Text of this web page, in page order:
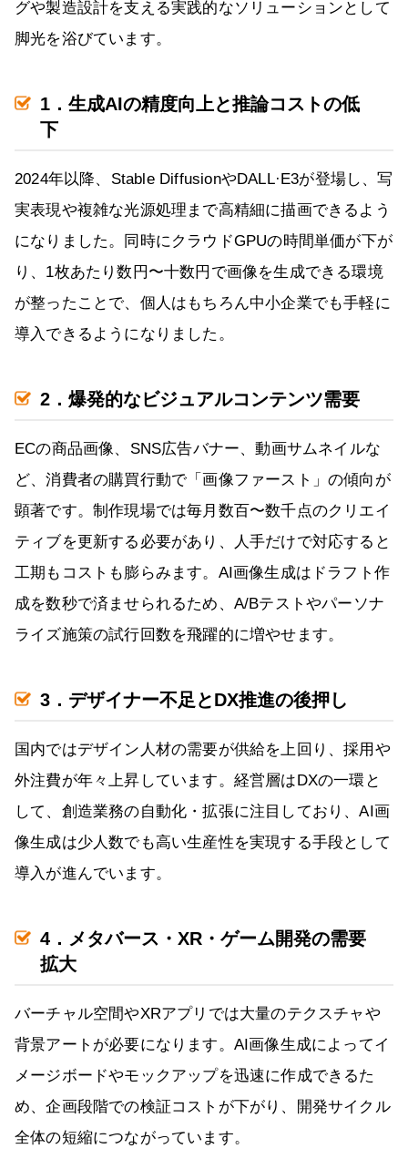
グや製造設計を支える実践的なソリューションとして
脚光を浴びています。
1．生成AIの精度向上と推論コストの低
下
2024年以降、Stable DiffusionやDALL·E3が登場し、写
実表現や複雑な光源処理まで高精細に描画できるよう
になりました。同時にクラウドGPUの時間単価が下が
り、1枚あたり数円〜十数円で画像を生成できる環境
が整ったことで、個人はもちろん中小企業でも手軽に
導入できるようになりました。
2．爆発的なビジュアルコンテンツ需要
ECの商品画像、SNS広告バナー、動画サムネイルな
ど、消費者の購買行動で「画像ファースト」の傾向が
顕著です。制作現場では毎月数百〜数千点のクリエイ
ティブを更新する必要があり、人手だけで対応すると
工期もコストも膨らみます。AI画像生成はドラフト作
成を数秒で済ませられるため、A/Bテストやパーソナ
ライズ施策の試行回数を飛躍的に増やせます。
3．デザイナー不足とDX推進の後押し
国内ではデザイン人材の需要が供給を上回り、採用や
外注費が年々上昇しています。経営層はDXの一環と
して、創造業務の自動化・拡張に注目しており、AI画
像生成は少人数でも高い生産性を実現する手段として
導入が進んでいます。
4．メタバース・XR・ゲーム開発の需要
拡大
バーチャル空間やXRアプリでは大量のテクスチャや
背景アートが必要になります。AI画像生成によってイ
メージボードやモックアップを迅速に作成できるた
め、企画段階での検証コストが下がり、開発サイクル
全体の短縮につながっています。